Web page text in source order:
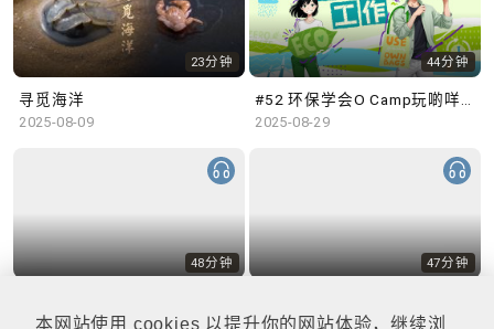
本网站使用 cookies 以提升你的网站体验，继续浏
23分钟
寻觅海洋
2025-08-09
44分钟
#52 环保学会O Camp玩啲咩？ | 参与学生: Sammi、Cardi、Charles (香港科技大学 环境管理及科技学生联会)
2025-08-29
48分钟
2025-08-22
47分钟
2025-08-15